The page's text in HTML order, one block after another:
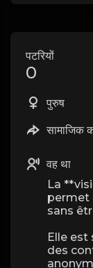
पटरियों
0
पुरुष
सामाजिक
वह था
La
permet
sans
Elle est
des